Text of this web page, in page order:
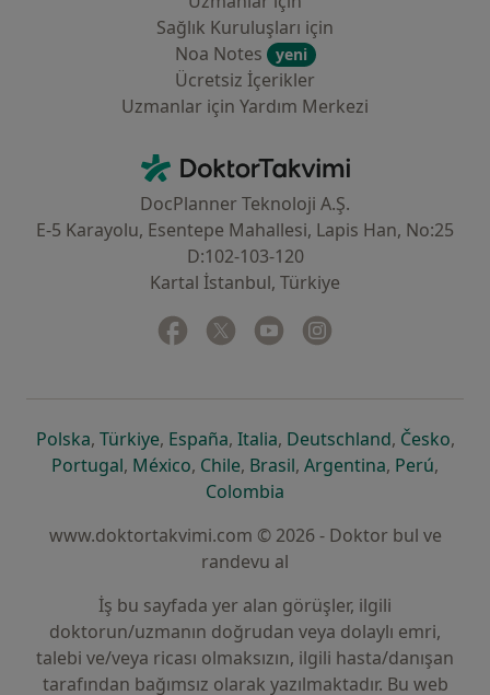
Sağlık Kuruluşları için
Noa Notes
yeni
Ücretsiz İçerikler
Uzmanlar için Yardım Merkezi
DoktorTakvimi - Ana Sayfa
DocPlanner Teknoloji A.Ş.
E-5 Karayolu, Esentepe Mahallesi, Lapis Han, No:25
D:102-103-120
Kartal İstanbul, Türkiye
Facebook
yeni bir sekmede açılır
Twitter
yeni bir sekmede açılır
Youtube
yeni bir sekmede açılır
Polskayeni bir sekmede açılır
, Türkiyeyeni bir sekmede açılır
, Españayeni bir sekmede açılır
, Italiayeni bir sekmede açılır
, Deutschlandyeni bir
, Českoyeni
,
Portugalyeni bir sekmede açılır
, Méxicoyeni bir sekmede açılır
, Chileyeni bir sekmede açılır
, Brasilyeni bir sekmede açılır
, Argentinayeni bir
, Perúyeni
,
Colombia
www.doktortakvimi.com © 2026 - Doktor bul ve
randevu al
İş bu sayfada yer alan görüşler, ilgili
doktorun/uzmanın doğrudan veya dolaylı emri,
talebi ve/veya ricası olmaksızın, ilgili hasta/danışan
tarafından bağımsız olarak yazılmaktadır. Bu web